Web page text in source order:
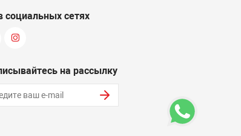
сетях
на рассылку